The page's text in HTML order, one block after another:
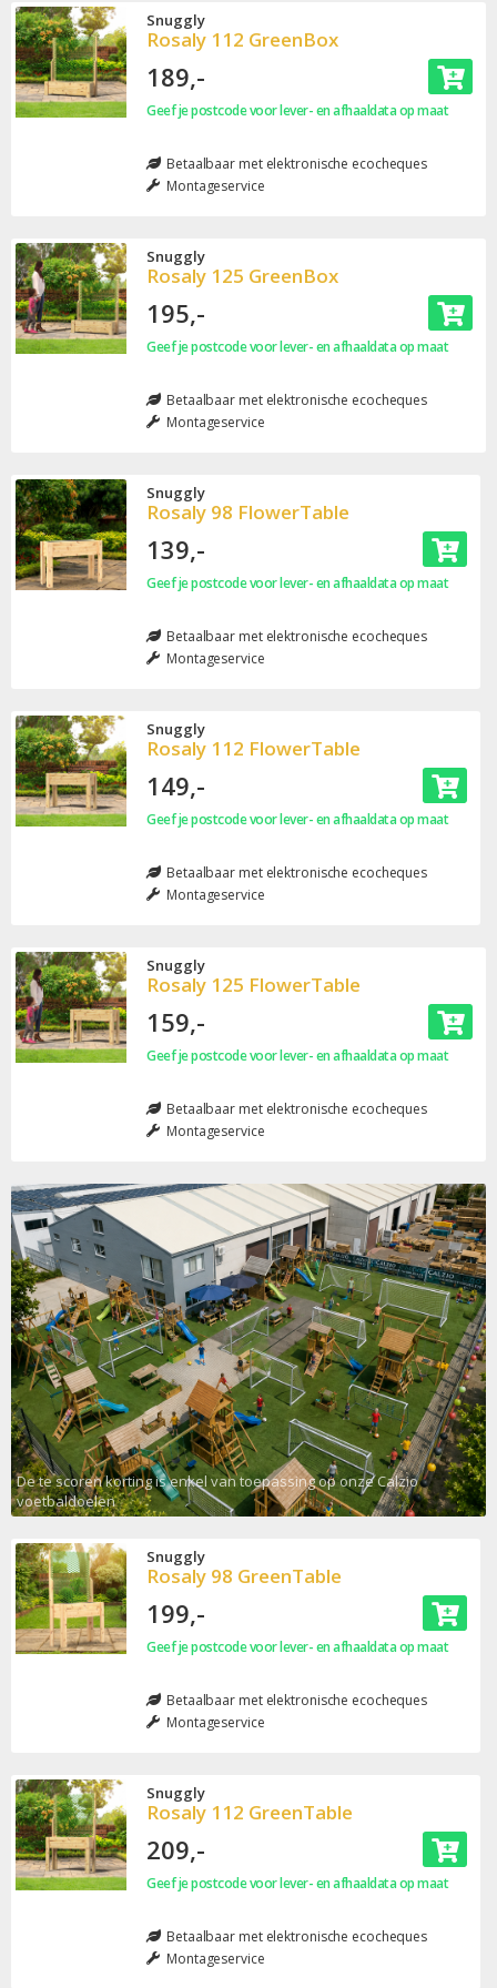
Snuggly
Rosaly 112 GreenBox
189,-
Geef je postcode voor lever- en afhaaldata op maat
Betaalbaar met elektronische ecocheques
Montageservice
Snuggly
Rosaly 125 GreenBox
195,-
Geef je postcode voor lever- en afhaaldata op maat
Betaalbaar met elektronische ecocheques
Montageservice
Snuggly
Rosaly 98 FlowerTable
139,-
Geef je postcode voor lever- en afhaaldata op maat
Betaalbaar met elektronische ecocheques
Montageservice
Snuggly
Rosaly 112 FlowerTable
149,-
Geef je postcode voor lever- en afhaaldata op maat
Betaalbaar met elektronische ecocheques
Montageservice
Snuggly
Rosaly 125 FlowerTable
159,-
Geef je postcode voor lever- en afhaaldata op maat
Betaalbaar met elektronische ecocheques
Montageservice
De te scoren korting is enkel van toepassing op onze Calzio
voetbaldoelen
Snuggly
Rosaly 98 GreenTable
199,-
Geef je postcode voor lever- en afhaaldata op maat
Betaalbaar met elektronische ecocheques
Montageservice
Snuggly
Rosaly 112 GreenTable
209,-
Geef je postcode voor lever- en afhaaldata op maat
Betaalbaar met elektronische ecocheques
Montageservice